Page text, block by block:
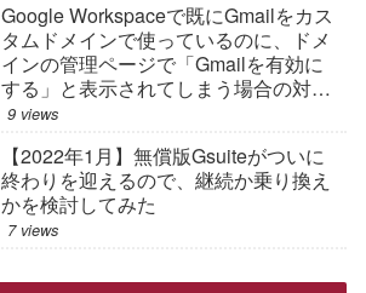
Google Workspaceで既にGmailをカス
タムドメインで使っているのに、ドメ
インの管理ページで「Gmailを有効に
する」と表示されてしまう場合の対処
法
9 views
【2022年1月】無償版Gsuiteがついに
終わりを迎えるので、継続か乗り換え
かを検討してみた
7 views